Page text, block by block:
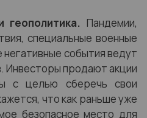
геополитика. Пандемии,
специальные военные
негативные события ведут
Инвесторы продают акции
с целью сберечь свои
что как раньше уже
безопасное место для